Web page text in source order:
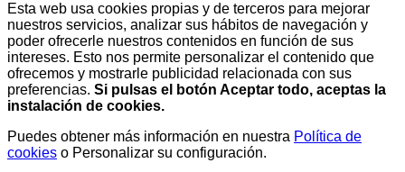
Esta web usa cookies propias y de terceros para mejorar
nuestros servicios, analizar sus hábitos de navegación y
poder ofrecerle nuestros contenidos en función de sus
intereses. Esto nos permite personalizar el contenido que
ofrecemos y mostrarle publicidad relacionada con sus
preferencias. Si pulsas el botón Aceptar todo, aceptas la
instalación de cookies.
Puedes obtener más información en nuestra Política de
cookies o Personalizar su configuración.